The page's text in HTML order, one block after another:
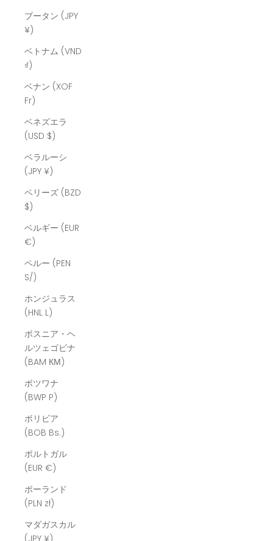
ブータン (JPY
¥)
ベトナム (VND
₫)
ベナン (XOF
Fr)
ベネズエラ
(USD $)
ベラルーシ
(JPY ¥)
ベリーズ (BZD
$)
ベルギー (EUR
€)
ペルー (PEN
S/)
ホンジュラス
(HNL L)
ボスニア・ヘ
ルツェゴビナ
(BAM КМ)
ボツワナ
(BWP P)
ボリビア
(BOB Bs.)
ポルトガル
(EUR €)
ポーランド
(PLN zł)
マダガスカル